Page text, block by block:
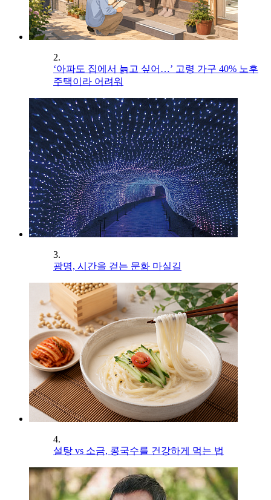
2.
‘아파도 집에서 늙고 싶어…’ 고령 가구 40% 노후
주택이라 어려워
3.
광명, 시간을 걷는 문화 마실길
4.
설탕 vs 소금, 콩국수를 건강하게 먹는 법